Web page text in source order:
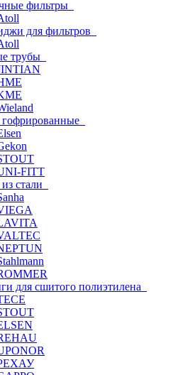
фильтры
для фильтров
трубы
FITT
стали
для сшитого полиэтилена